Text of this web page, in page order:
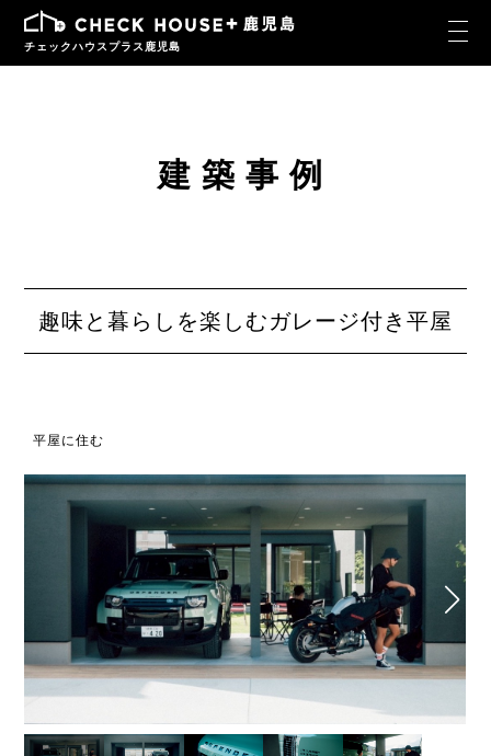
チェックハウスプラス鹿児島
建築事例
趣味と暮らしを楽しむガレージ付き平屋
平屋に住む